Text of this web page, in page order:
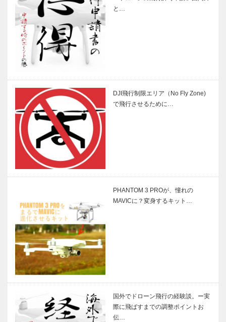
と…
DJI飛行制限エリア（No Fly Zone)
で飛行させるために…
PHANTOM 3 PROが、憧れの
MAVICに？変身するキット…
国外でドローン飛行の経験談。ー実
際に飛ばすまでの調整ポイントお
伝…